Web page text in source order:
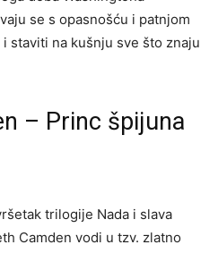
se s opasnošću i patnjom
staviti na kušnju sve što znaju
– Princ špijuna
trilogije Nada i slava
Camden vodi u tzv. zlatno